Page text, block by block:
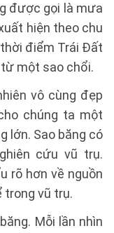
được gọi là mưa
hiện theo chu
điểm Trái Đất
một sao chổi.
vô cùng đẹp
chúng ta một
lớn. Sao băng có
cứu vũ trụ.
rõ hơn về nguồn
trong vũ trụ.
Mỗi lần nhìn